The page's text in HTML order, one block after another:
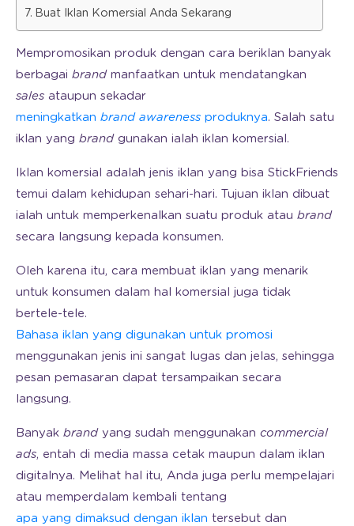
Buat Iklan Komersial Anda Sekarang
Mempromosikan produk dengan cara beriklan banyak
berbagai brand manfaatkan untuk mendatangkan
sales ataupun sekadar
meningkatkan brand awareness produknya. Salah satu
iklan yang brand gunakan ialah iklan komersial.
Iklan komersial adalah jenis iklan yang bisa StickFriends
temui dalam kehidupan sehari-hari. Tujuan iklan dibuat
ialah untuk memperkenalkan suatu produk atau brand
secara langsung kepada konsumen.
Oleh karena itu, cara membuat iklan yang menarik
untuk konsumen dalam hal komersial juga tidak
bertele-tele.
Bahasa iklan yang digunakan untuk promosi
menggunakan jenis ini sangat lugas dan jelas, sehingga
pesan pemasaran dapat tersampaikan secara
langsung.
Banyak brand yang sudah menggunakan commercial
ads, entah di media massa cetak maupun dalam iklan
digitalnya. Melihat hal itu, Anda juga perlu mempelajari
atau memperdalam kembali tentang
apa yang dimaksud dengan iklan tersebut dan